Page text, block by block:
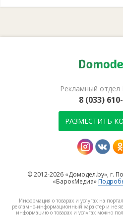
Рекламный отдел
8 (033)
РАЗМЕСТИТЬ
© 2012-2026 «Домодел.by», г.
«БарокМедиа»
Информация о товарах и услугах на
рекламно-информационный характер и не
информацию о товарах и услугах можно